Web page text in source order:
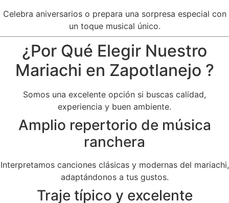
Celebra aniversarios o prepara una sorpresa especial con
un toque musical único.
¿Por Qué Elegir Nuestro
Mariachi en Zapotlanejo ?
Somos una excelente opción si buscas calidad,
experiencia y buen ambiente.
Amplio repertorio de música
ranchera
Interpretamos canciones clásicas y modernas del mariachi,
adaptándonos a tus gustos.
Traje típico y excelente